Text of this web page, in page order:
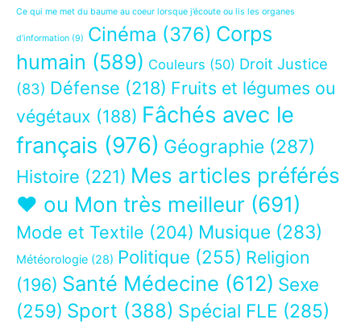
Ce qui me met du baume au coeur lorsque j’écoute ou lis les organes
d’information (9) Cinéma (376) Corps
humain (589) Couleurs (50) Droit Justice
(83) Défense (218) Fruits et légumes ou
végétaux (188) Fâchés avec le
français (976) Géographie (287)
Histoire (221) Mes articles préférés
❤ ou Mon très meilleur (691)
Mode et Textile (204) Musique (283)
Météorologie (28) Politique (255) Religion
(196) Santé Médecine (612) Sexe
(259) Sport (388) Spécial FLE (285)